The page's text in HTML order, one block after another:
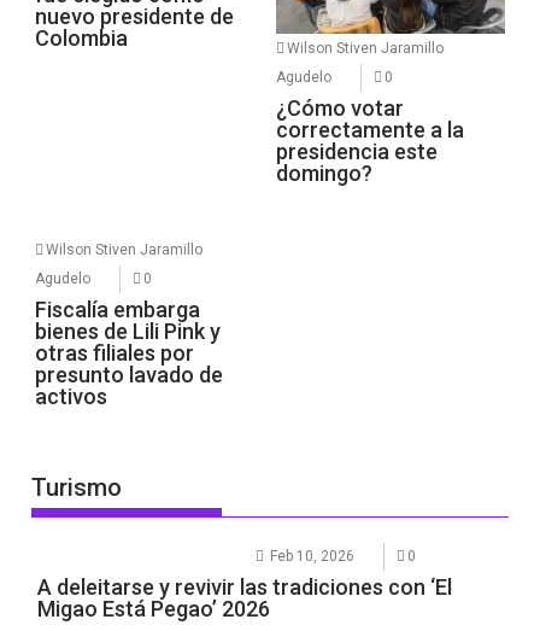
nuevo presidente de
Colombia
Wilson Stiven Jaramillo
Agudelo
0
¿Cómo votar
correctamente a la
presidencia este
domingo?
Wilson Stiven Jaramillo
Agudelo
0
Fiscalía embarga
bienes de Lili Pink y
otras filiales por
presunto lavado de
activos
Turismo
Feb 10, 2026 0
A deleitarse y revivir las tradiciones con ‘El
Migao Está Pegao’ 2026